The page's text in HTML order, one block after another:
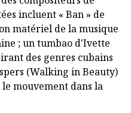
incluent « Ban » de
matériel de la musique
; un tumbao d'Ivette
des genres cubains
(Walking in Beauty)
mouvement dans la